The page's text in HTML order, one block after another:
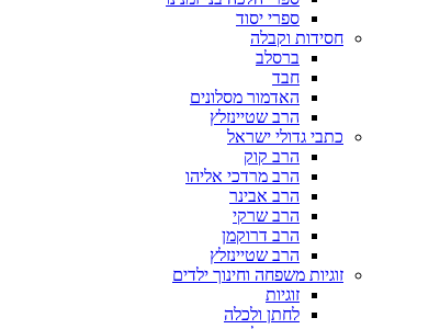
ספרי יסוד
חסידות וקבלה
ברסלב
חבד
האדמור מסלונים
הרב שטיינזלץ
כתבי גדולי ישראל
הרב קוק
הרב מרדכי אליהו
הרב אבינר
הרב שרקי
הרב דרוקמן
הרב שטיינזלץ
זוגיות משפחה וחינוך ילדים
זוגיות
לחתן ולכלה